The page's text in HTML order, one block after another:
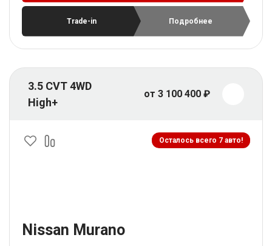
Trade-in Подробнее
3.5 CVT 4WD
High+
от 3 100 400 ₽
Осталось всего 7 авто!
Nissan Murano